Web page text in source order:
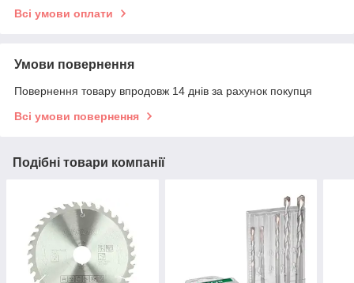
Всі умови оплати
Умови повернення
Повернення товару впродовж 14 днів за рахунок покупця
Всі умови повернення
Подібні товари компанії